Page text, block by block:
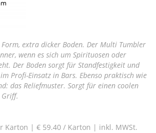
extra dicker Boden. Der Multi Tumbler
wenn es sich um Spirituosen oder
Der Boden sorgt für Standfestigkeit und
Profi-Einsatz in Bars. Ebenso praktisch wie
das Reliefmuster. Sorgt für einen coolen
Karton | € 59.40 / Karton | inkl. MWSt.